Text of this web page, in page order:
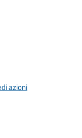
azioni